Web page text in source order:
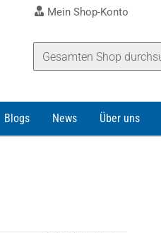
Mein Shop-Konto
Blogs News Über uns